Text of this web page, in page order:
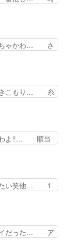
サラは未練0
出演させてい
ルメインヒロ
デフォルメさ
＆茜の回も良
が互いのこと
をｄアニメス
品は「キャ
んの介入で双
ちゃかわ… さ
思い… 仕事に
ろ… ララちゃ
… ララと茉里
労働するプリ
が働く事での
働き人と関わ
きこもり… 糸
さん… 糸ちゃ
が… 姉から性
… テーマ：引
元ゲーマーな
はよ好きお
んと対等に話
わよ!!… 順当
め… ポワロ、
… くれあさん
・急にクイズ
るかの助手だ
ポアロクイズ
ついにくれあ
たい笑他… 1
ト… 柚子は
な… プレゼン
… 玲夜さまサ
玲夜から柚子
イだった… ア